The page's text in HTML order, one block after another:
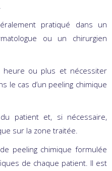
pratiqué dans un
ou un chirurgien
ou plus et nécessiter
le cas d’un peeling chimique
patient et, si nécessaire,
sur la zone traitée.
peeling chimique formulée
de chaque patient. Il est